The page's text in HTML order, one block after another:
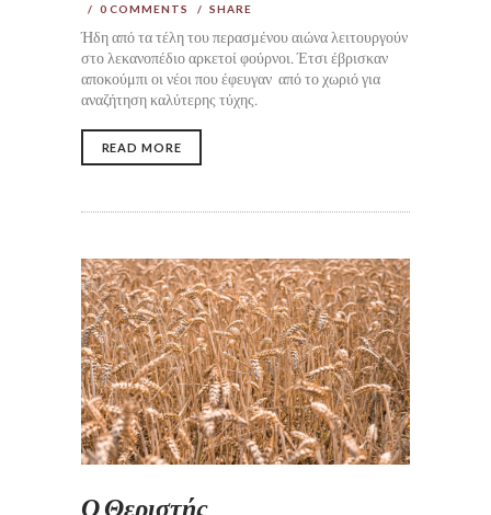
0 COMMENTS SHARE
Ήδη από τα τέλη του περασμένου αιώνα λειτουργούν
στο λεκανοπέδιο αρκετοί φούρνοι. Έτσι έβρισκαν
αποκούμπι οι νέοι που έφευγαν από το χωριό για
αναζήτηση καλύτερης τύχης.
READ MORE